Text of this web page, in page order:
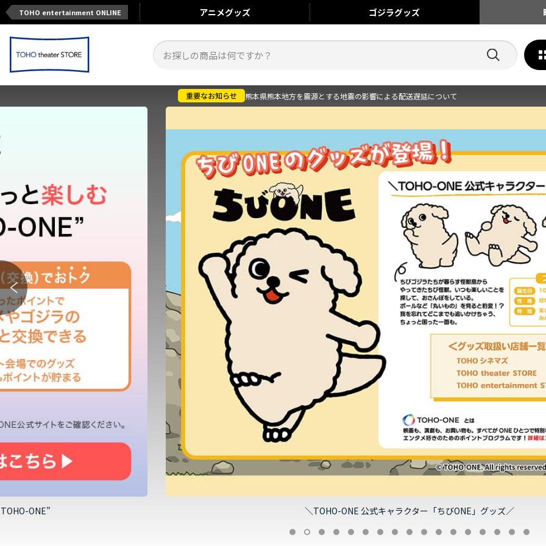
TOHO entertainment ONLINE アニメグッズ ゴジラグッズ
熊本県熊本地方を震源とする地震の影響による配送遅延について
ONE” ＼TOHO-ONE 公式キャラクター「ちびONE」グッズ／